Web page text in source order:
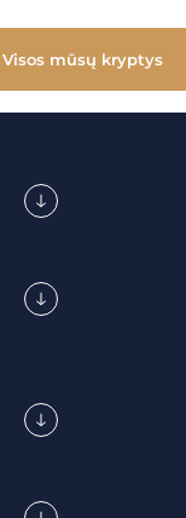
Visos mūsų kryptys